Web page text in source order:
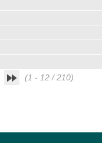
(1 - 12 / 210)